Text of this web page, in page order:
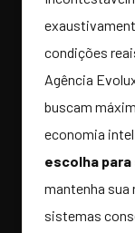
condições
Agência
buscam
economia
escolha
mantenha sua
sistemas